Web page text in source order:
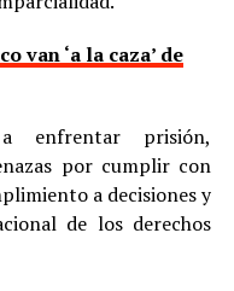
van ‘a la caza’ de
enfrentar prisión,
por cumplir con
a decisiones y
de los derechos